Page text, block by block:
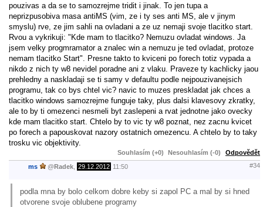
pouzivas a da se to samozrejme tridit i jinak. To jen tupa a
neprizpusobiva masa antiMS (vim, ze i ty ses anti MS, ale v jinym
smyslu) rve, ze jim sahli na ovladani a ze uz nemaji svoje tlacitko start.
Rvou a vykrikuji: "Kde mam to tlacitko? Nemuzu ovladat windows. Ja
jsem velky progmramator a znalec win a nemuzu je ted ovladat, protoze
nemam tlacitko Start". Presne takto to kviceni po forech totiz vypada a
nikdo z nich ty w8 nevidel poradne ani z vlaku. Praveze ty kachlicky jaou
prehledny a naskladaji se ti samy v defaultu podle nejpouzivanejsich
programu, tak co bys chtel vic? navic to muzes preskladat jak chces a
tlacitko windows samozrejme funguje taky, plus dalsi klavesovy zkratky,
ale to by ti omezenci nesmeli byt zaslepeni a rvat jednotne jako ovecky
kde mam tlacitko start. Chtelo by to vic ty w8 poznat, nez zacnu kvicet
po forech a papouskovat nazory ostatnich omezencu. A chtelo by to taky
trosku vic objektivity.
Souhlasím (+0) Nesouhlasím (-0) Odpovědět
ms @ Radek 29.12.2012 11:50 #34
podla mna by bolo celkom dobre keby si zapol PC a mal by si hned
otvorene svoje oblubene programy